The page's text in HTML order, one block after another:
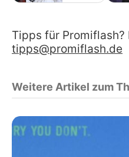
Tipps für Promiflash?
tipps@promiflash.de
Weitere Artikel zum